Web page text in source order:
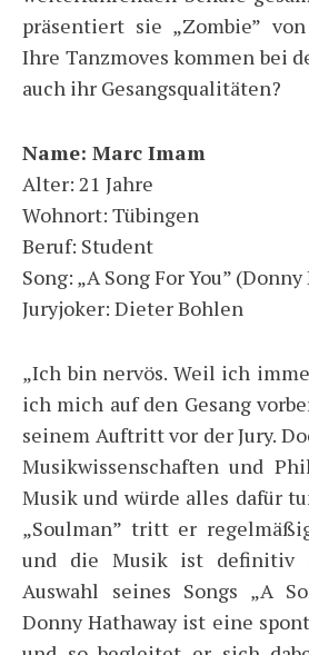
präsentiert sie „Zombie”
Ihre Tanzmoves kommen bei
auch ihr Gesangsqualitäten?
Name: Marc Imam
Alter: 21 Jahre
Wohnort: Tübingen
Beruf: Student
Song: „A Song For You”
Juryjoker: Dieter Bohlen
„Ich bin nervös. Weil ich
ich mich auf den Gesang
seinem Auftritt vor der Jury.
Musikwissenschaften und
Musik und würde alles dafür
„Soulman” tritt er
und die Musik ist definitiv
Auswahl seines Songs „A
Donny Hathaway ist eine